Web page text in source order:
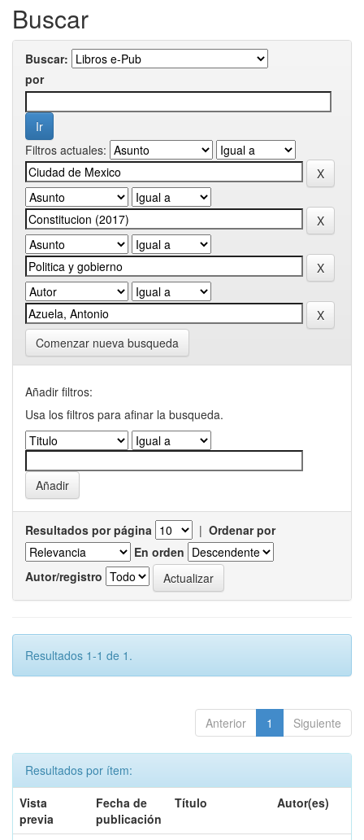
Buscar
Buscar:
por
Filtros actuales:
Comenzar nueva busqueda
Añadir filtros:
Usa los filtros para afinar la busqueda.
Resultados por página | Ordenar por
En orden
Autor/registro
Resultados 1-1 de 1.
Anterior 1 Siguiente
Resultados por ítem:
Vista
previa
Fecha de
publicación
Título Autor(es)